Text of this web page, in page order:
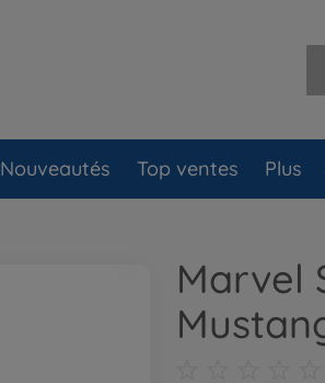
Nouveautés Top ventes Plus
Marvel